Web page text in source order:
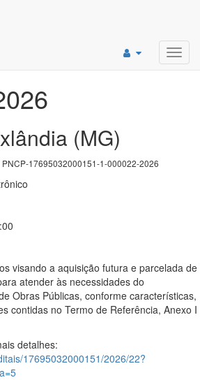
(MG)
PNCP-17695032000151-1-000022-2026
visando a aquisição futura e parcelada de
atender às necessidades do
Obras Públicas, conforme características,
contidas no Termo de Referência, Anexo I
detalhes:
17695032000151/2026/22?